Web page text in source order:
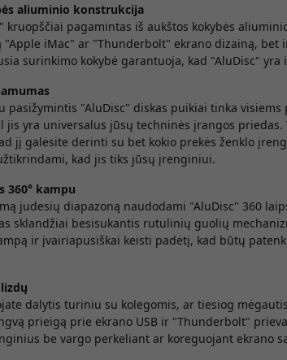
aliuminio konstrukcija
kruopščiai pagamintas iš aukštos kokybės
iMac" ar "Thunderbolt" ekrano dizainą, bet
surinkimo kokybė garantuoja, kad "AluDisc"
pasižymintis "AluDisc" diskas puikiai tinka visiems
jis yra universalus jūsų techninės įrangos priedas.
jį galėsite derinti su bet kokio prekės ženklo
kad jis tiks jūsų įrenginiui.
360° kampu
judesių diapazoną naudodami "AluDisc" 360
sklandžiai besisukantis rutulinių guolių
ir įvairiapusiškai keisti padėtį, kad būtų
dalytis turiniu su kolegomis, ar tiesiog
prieigą prie ekrano USB ir "Thunderbolt"
be vargo perkeliant ar koreguojant ekrano